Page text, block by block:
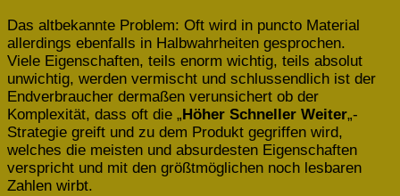
Das altbekannte Problem: Oft wird in puncto Material
allerdings ebenfalls in Halbwahrheiten gesprochen.
Viele Eigenschaften, teils enorm wichtig, teils absolut
unwichtig, werden vermischt und schlussendlich ist der
Endverbraucher dermaßen verunsichert ob der
Komplexität, dass oft die „ Höher Schneller Weiter„-
Strategie greift und zu dem Produkt gegriffen wird,
welches die meisten und absurdesten Eigenschaften
verspricht und mit den größtmöglichen noch lesbaren
Zahlen wirbt.